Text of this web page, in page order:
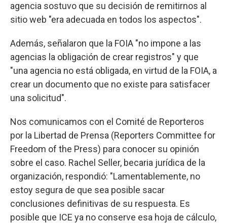
agencia sostuvo que su decisión de remitirnos al
sitio web "era adecuada en todos los aspectos".
Además, señalaron que la FOIA "no impone a las
agencias la obligación de crear registros" y que
"una agencia no está obligada, en virtud de la FOIA, a
crear un documento que no existe para satisfacer
una solicitud".
Nos comunicamos con el Comité de Reporteros
por la Libertad de Prensa (Reporters Committee for
Freedom of the Press) para conocer su opinión
sobre el caso. Rachel Seller, becaria jurídica de la
organización, respondió: "Lamentablemente, no
estoy segura de que sea posible sacar
conclusiones definitivas de su respuesta. Es
posible que ICE ya no conserve esa hoja de cálculo,